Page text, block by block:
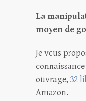
La
moyen de
Je vous
ouvrage, 32
Amazon.